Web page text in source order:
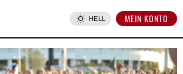
HELL MEIN KONTO